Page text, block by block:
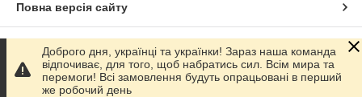
Повна версія сайту
Сайт створено на маркетплейсіProm.ua
Політика конфіденційності
Доброго дня, українці та українки! Зараз наша команда
відпочиває, для того, щоб набратись сил. Всім мира та
перемоги! Всі замовлення будуть опрацьовані в перший
же робочий день